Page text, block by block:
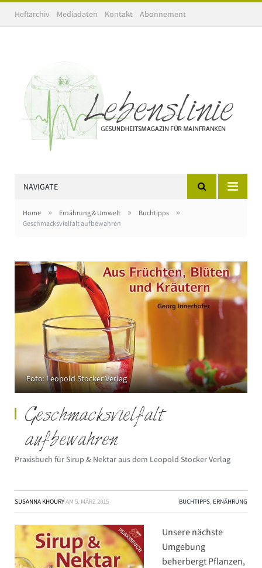
Heftarchiv Mediadaten Kontakt Abonnement
NAVIGATE
Home » Ernährung & Umwelt » Buchtipps »
Geschmacksvielfalt aufbewahren
Foto: Leopold Stocker Verlag
Geschmacksvielfalt
aufbewahren
Praxisbuch für Sirup & Nektar aus dem Leopold Stocker Verlag
SUSANNA KHOURYAM 5. MÄRZ 2015 BUCHTIPPS, ERNÄHRUNG
Unsere nächste
Umgebung
beherbergt Pflanzen,